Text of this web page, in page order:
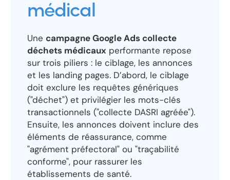
médical
Une campagne Google Ads collecte
déchets médicaux performante repose
sur trois piliers : le ciblage, les annonces
et les landing pages. D’abord, le ciblage
doit exclure les requêtes génériques
("déchet") et privilégier les mots-clés
transactionnels ("collecte DASRI agréée").
Ensuite, les annonces doivent inclure des
éléments de réassurance, comme
"agrément préfectoral" ou "traçabilité
conforme", pour rassurer les
établissements de santé.